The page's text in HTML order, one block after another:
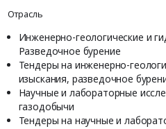
Отрасль
Инженерно-геологические и
Разведочное бурение
Тендеры на инженерно-
изыскания, разведочное
Научные и лабораторные
газодобычи
Тендеры на научные и